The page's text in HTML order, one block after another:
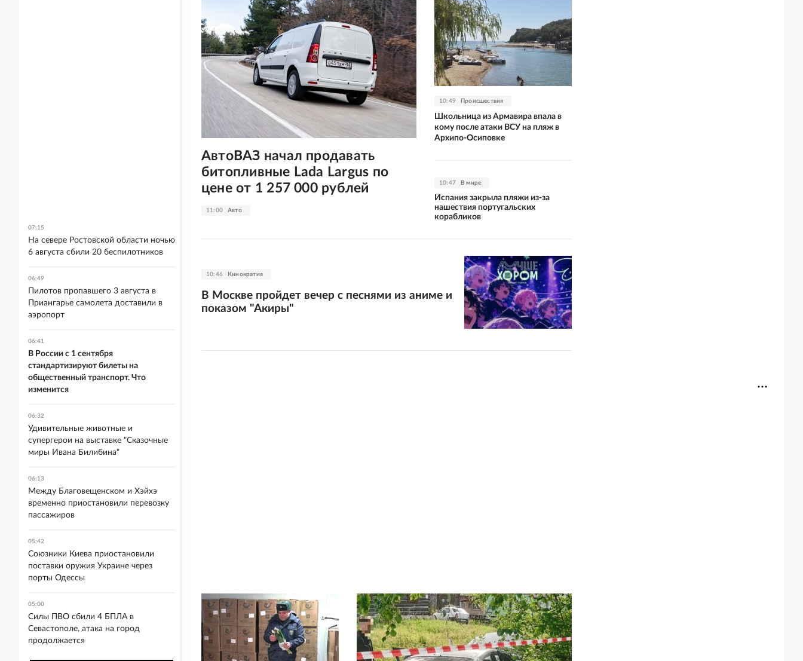
11:00 Авто
АвтоВАЗ начал продавать
битопливные Lada Largus по
цене от 1 257 000 рублей
10:49 Происшествия
Школьница из Армавира впала в
кому после атаки ВСУ на пляж в
Архипо-Осиповке
10:47 В мире
Испания закрыла пляжи из-за
нашествия португальских
корабликов
10:46 Кинократия
В Москве пройдет вечер с песнями из аниме и
показом "Акиры"
07:15
На севере Ростовской области ночью
6 августа сбили 20 беспилотников
06:49
Пилотов пропавшего 3 августа в
Приангарье самолета доставили в
аэропорт
06:41
В России с 1 сентября
стандартизируют билеты на
общественный транспорт. Что
изменится
06:32
Удивительные животные и
супергерои на выставке "Сказочные
миры Ивана Билибина"
06:13
Между Благовещенском и Хэйхэ
временно приостановили перевозку
пассажиров
05:42
Союзники Киева приостановили
поставки оружия Украине через
порты Одессы
05:00
Силы ПВО сбили 4 БПЛА в
Севастополе, атака на город
продолжается